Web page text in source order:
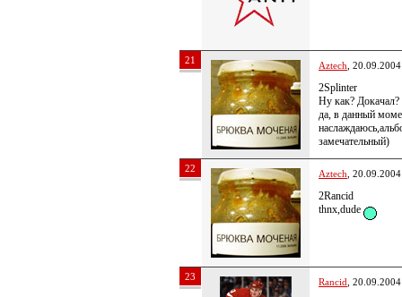
21 Aztech ,
2Splinter
Ну как?
да, в данный
замечательный)
22 Aztech ,
2Rancid
thnx,dude
23 Rancid ,